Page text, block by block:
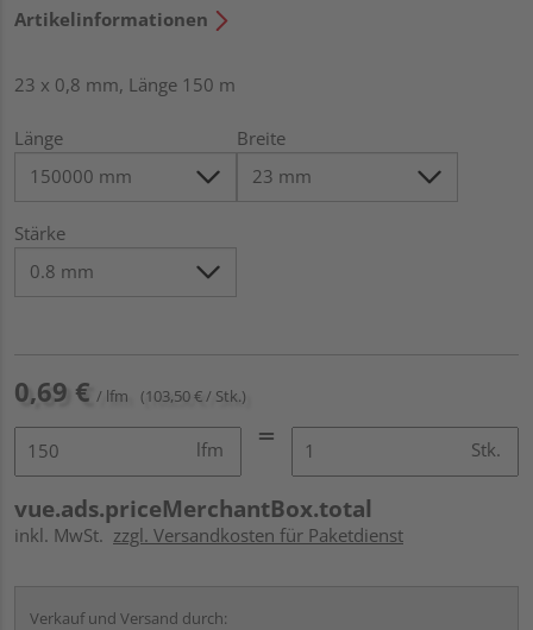
Artikelinformationen
23 x 0,8 mm, Länge 150 m
Länge Breite
Stärke
0,69 € / lfm (103,50 € / Stk.)
lfm Stk.
vue.ads.priceMerchantBox.total
inkl. MwSt. zzgl. Versandkosten für Paketdienst
Verkauf und Versand durch: